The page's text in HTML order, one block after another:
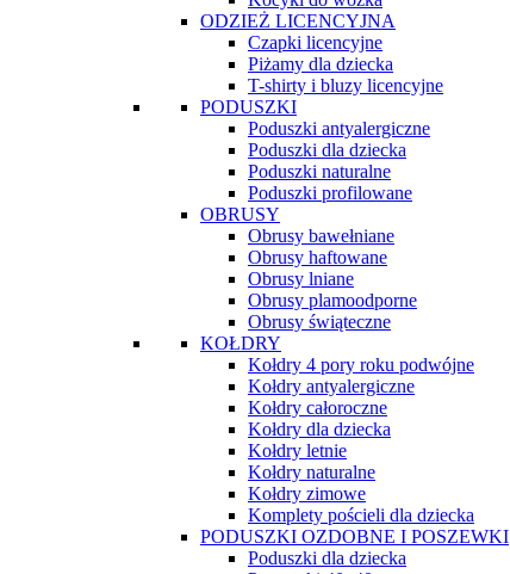
ODZIEŻ LICENCYJNA
Czapki licencyjne
Piżamy dla dziecka
T-shirty i bluzy licencyjne
PODUSZKI
Poduszki antyalergiczne
Poduszki dla dziecka
Poduszki naturalne
Poduszki profilowane
OBRUSY
Obrusy bawełniane
Obrusy haftowane
Obrusy lniane
Obrusy plamoodporne
Obrusy świąteczne
KOŁDRY
Kołdry 4 pory roku podwójne
Kołdry antyalergiczne
Kołdry całoroczne
Kołdry dla dziecka
Kołdry letnie
Kołdry naturalne
Kołdry zimowe
Komplety pościeli dla dziecka
PODUSZKI OZDOBNE I POSZEWKI
Poduszki dla dziecka